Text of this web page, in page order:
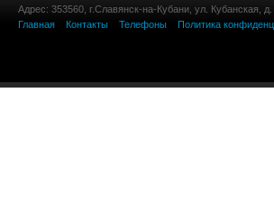
Адрес: 353560, г.Славянск-на-Кубани, ул. Кубанская,
Главная
Контакты Телефоны Политика